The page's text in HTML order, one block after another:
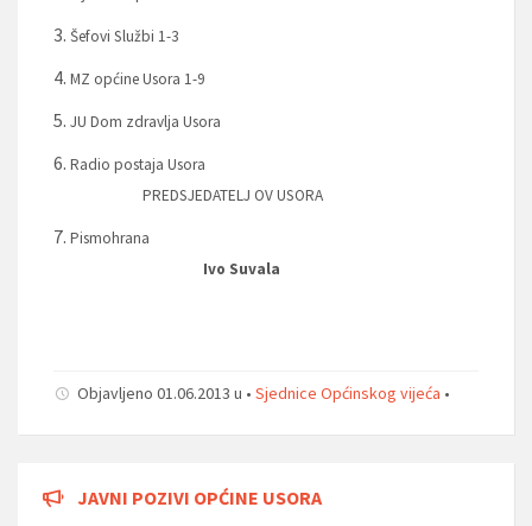
Šefovi Službi 1-3
MZ općine Usora 1-9
JU Dom zdravlja Usora
Radio postaja Usora
PREDSJEDATELJ OV USORA
Pismohrana
Ivo Suvala
Objavljeno 01.06.2013 u • Sjednice Općinskog vijeća •
JAVNI POZIVI OPĆINE USORA